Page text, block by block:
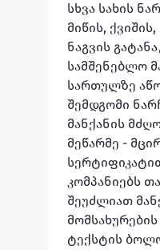
სხვა სახის
მიწის,
ნაგვის
სამშენებლო
სართულზე
შემდგომი
მანქანის
მეწარმე -
კომპანიებს
შეუძლიათ
ტექსტის